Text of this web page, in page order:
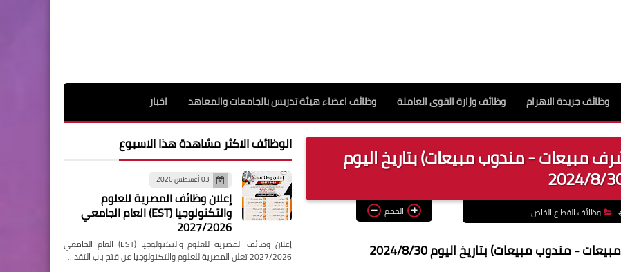
وظائف جريدة الاهرام وظائف وزارة القوى العاملة وظائف اعضاء هيئة تدريس بالجامعات والمعاهد اخبار
مبيعات - مندوب مبيعات) بتاريخ اليوم
2024/8/
وظائف القطاع الخاص الحجم
- مندوب مبيعات) بتاريخ اليوم 2024/8/30
الوظائف الاكثر مشاهدة هذا الاسبوع
03 أغسطس 2026
إعلان وظائف المصرية للعلوم
والتكنولوجيا (EST) العام الجامعي
2027/2026
إعلان وظائف المصرية للعلوم والتكنولوجيا (EST) العام الجامعي
2027/2026 تعلن المصرية للعلوم والتكنولوجيا عن فتح باب التقد…